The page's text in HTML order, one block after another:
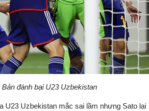
đánh bại U23 Uzbekistan
U23 Uzbekistan mắc sai lầm nhưng Sato lại